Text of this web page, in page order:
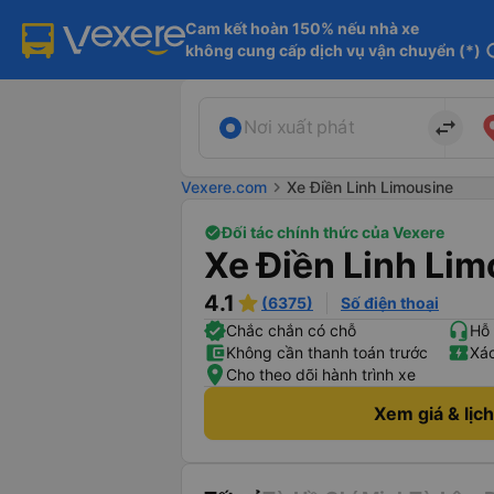
Cam kết hoàn 150% nếu nhà xe
không cung cấp dịch vụ vận chuyển (*)
Nơi xuất phát import_export
Vexere.com chevron_right Xe Điền Linh Limousine
Đối tác chính thức của Vexere
Xe Điền Linh
4.1 (6375)
Số điện thoại
Chắc chắn có chỗ
Không cần thanh toán trước
Cho theo dõi hành trình xe
Xem giá &